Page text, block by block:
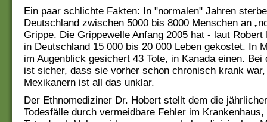
Ein paar schlichte Fakten: In "normalen" Jahren
Deutschland zwischen 5000 bis 8000 Menschen an
Grippe. Die Grippewelle Anfang 2005 hat - laut
in Deutschland 15 000 bis 20 000 Leben gekostet. In
im Augenblick gesichert 43 Tote, in Kanada einen. Bei
ist sicher, dass sie vorher schon chronisch krank war,
Mexikanern ist all das unklar.
Der Ethnomediziner Dr. Hobert stellt dem die
Todesfälle durch vermeidbare Fehler im Krankenhaus,